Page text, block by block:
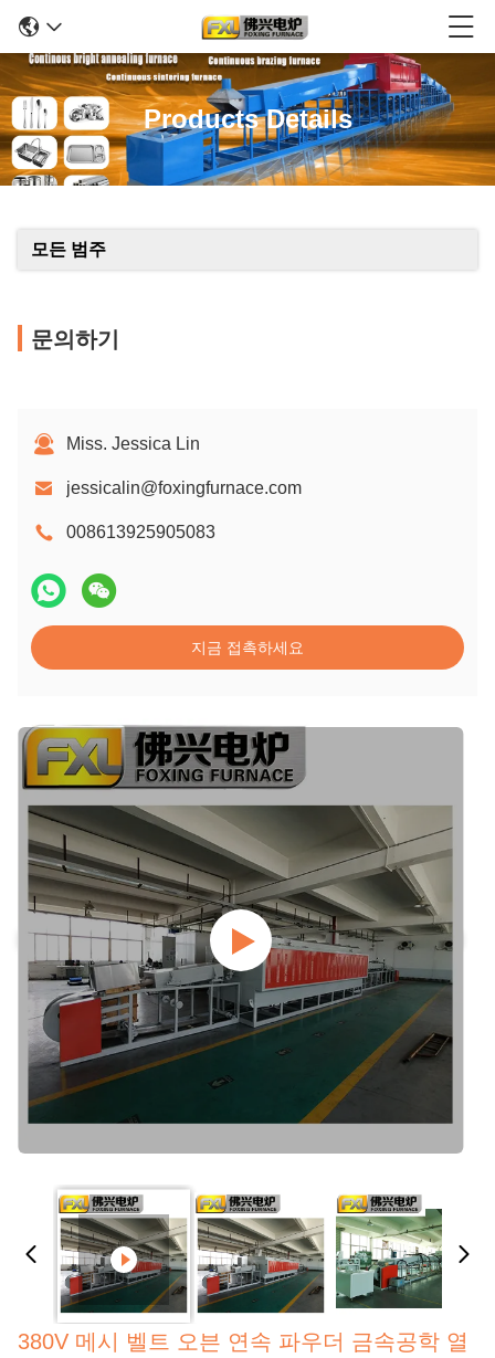
Products Details
모든 범주
문의하기
Miss. Jessica Lin
jessicalin@foxingfurnace.com
008613925905083
지금 접촉하세요
380V 메시 벨트 오븐 연속 파우더 금속공학 열